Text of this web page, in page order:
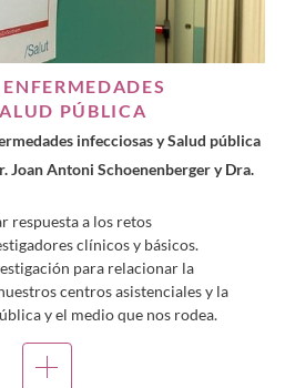
PÚBLICA
infecciosas y Salud pública
Joan Antoni Schoenenbergery Dra.
respuesta a los retos
clínicos y básicos.
para relacionar la
centros asistenciales y la
y el medio que nos rodea.